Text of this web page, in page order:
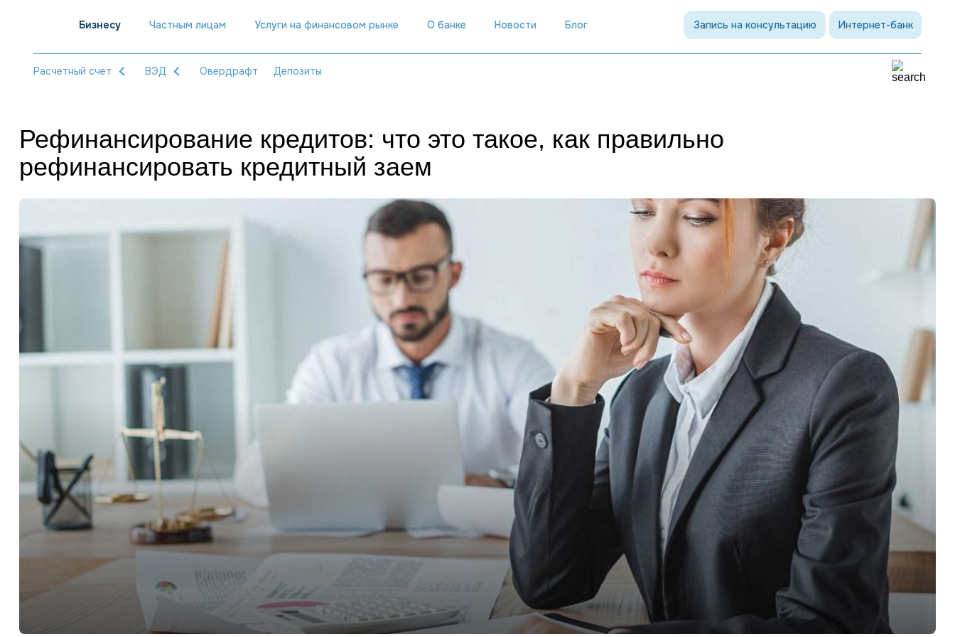
Бизнесу Частным лицам Услуги на финансовом рынке О банке Новости Блог Запись на консультацию Интернет-банк
Расчетный счет ВЭД Овердрафт Депозиты
Рефинансирование кредитов: что это такое, как правильно
рефинансировать кредитный заем